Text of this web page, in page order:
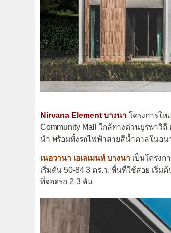
Nirvana Element บางนา โครงการให
Community Mall ใกล้ทางด่วนบูรพาวิ
นำ พร้อมทั้งรถไฟฟ้าสายสีน้ำตาลในอน
เนอวานา เอเลเมนท์ บางนา เป็นโครงก
เริ่มต้น 50-84.3 ตร.ว. พื้นที่ใช้สอย เริ่
ที่จอดรถ 2-3 คัน